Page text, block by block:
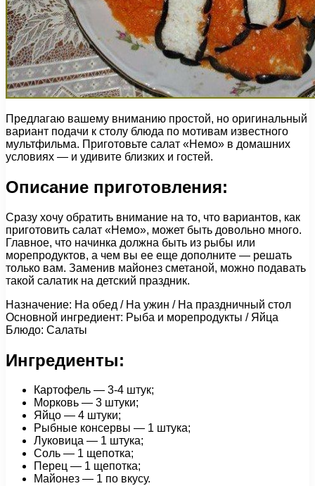
Предлагаю вашему вниманию простой, но оригинальный
вариант подачи к столу блюда по мотивам известного
мультфильма. Приготовьте салат «Немо» в домашних
условиях — и удивите близких и гостей.
Описание приготовления:
Сразу хочу обратить внимание на то, что вариантов, как
приготовить салат «Немо», может быть довольно много.
Главное, что начинка должна быть из рыбы или
морепродуктов, а чем вы ее еще дополните — решать
только вам. Заменив майонез сметаной, можно подавать
такой салатик на детский праздник.
Назначение: На обед / На ужин / На праздничный стол
Основной ингредиент: Рыба и морепродукты / Яйца
Блюдо: Салаты
Ингредиенты:
Картофель — 3-4 штук;
Морковь — 3 штуки;
Яйцо — 4 штуки;
Рыбные консервы — 1 штука;
Луковица — 1 штука;
Соль — 1 щепотка;
Перец — 1 щепотка;
Майонез — 1 по вкусу.